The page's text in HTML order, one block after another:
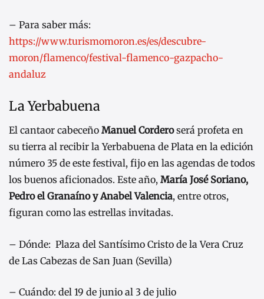
– Para saber más:
https://www.turismomoron.es/es/descubre-
moron/flamenco/festival-flamenco-gazpacho-
andaluz
La Yerbabuena
El cantaor cabeceño Manuel Corderoserá profeta en
su tierra al recibir la Yerbabuena de Plata en la edición
número 35 de este festival, fijo en las agendas de todos
los buenos aficionados. Este año, María José Soriano,
Pedro el Granaíno y Anabel Valencia, entre otros,
figuran como las estrellas invitadas.
– Dónde: Plaza del Santísimo Cristo de la Vera Cruz
de Las Cabezas de San Juan (Sevilla)
– Cuándo: del 19 de junio al 3 de julio